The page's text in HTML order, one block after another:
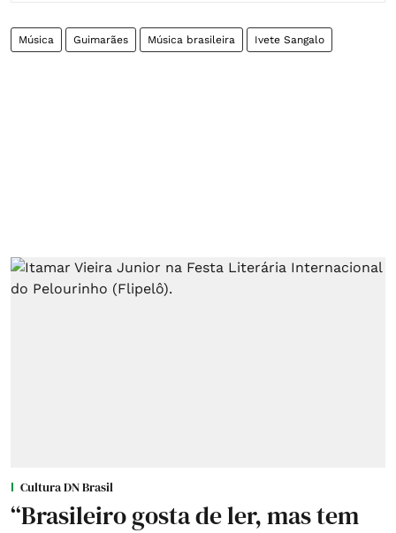
Música Guimarães Música brasileira Ivete Sangalo
Cultura DN Brasil
“Brasileiro gosta de ler, mas tem